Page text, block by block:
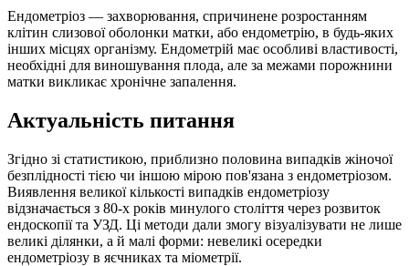
Ендометріоз — захворювання, спричинене розростанням
клітин слизової оболонки матки, або ендометрію, в будь-яких
інших місцях організму. Ендометрій має особливі властивості,
необхідні для виношування плода, але за межами порожнини
матки викликає хронічне запалення.
Актуальність питання
Згідно зі статистикою, приблизно половина випадків жіночої
безплідності тією чи іншою мірою пов'язана з ендометріозом.
Виявлення великої кількості випадків ендометріозу
відзначається з 80-х років минулого століття через розвиток
ендоскопії та УЗД. Ці методи дали змогу візуалізувати не лише
великі ділянки, а й малі форми: невеликі осередки
ендометріозу в яєчниках та міометрії.